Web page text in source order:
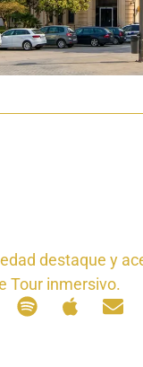
destaque y
Tour inmersivo.